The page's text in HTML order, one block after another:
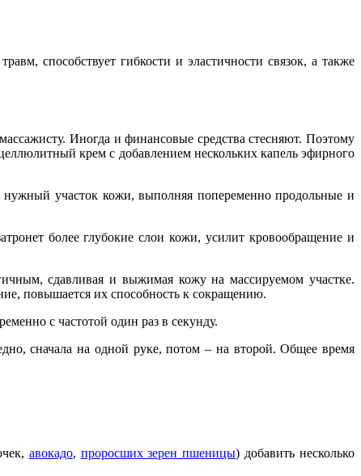
способствует гибкости и эластичности связок, а также
Иногда и финансовые средства стесняют. Поэтому
крем с добавлением нескольких капель эфирного
нужный участок кожи, выполняя попеременно продольные и
более глубокие слои кожи, усилит кровообращение и
сдавливая и выжимая кожу на массируемом участке.
повышается их способность к сокращению.
с частотой один раз в секунду.
сначала на одной руке, потом – на второй. Общее время
авокадо, проросших зерен пшеницы) добавить несколько